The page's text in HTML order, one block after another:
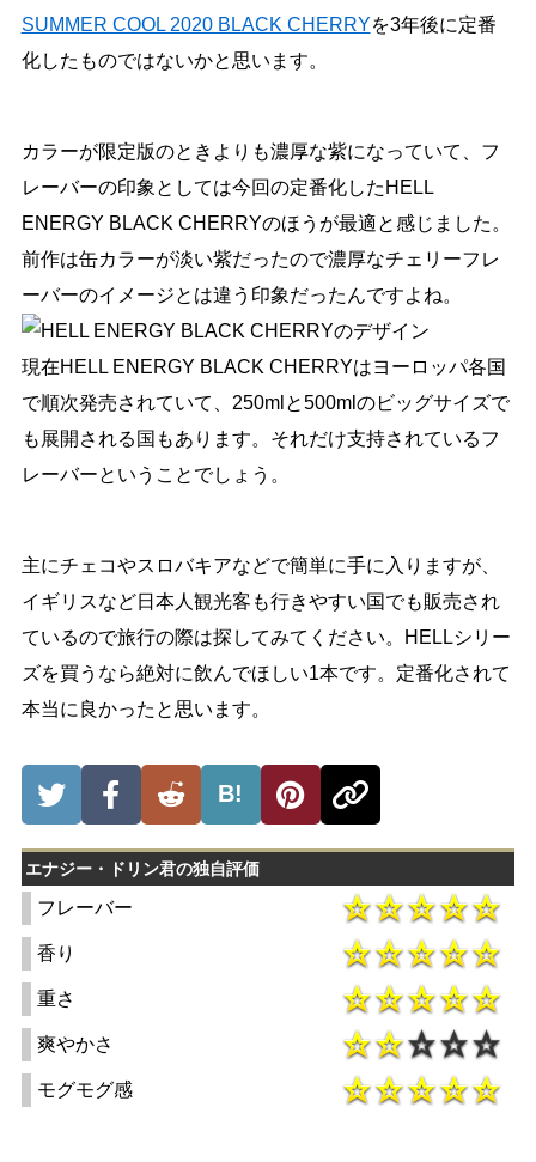
SUMMER COOL 2020 BLACK CHERRYを3年後に定番
化したものではないかと思います。
カラーが限定版のときよりも濃厚な紫になっていて、フ
レーバーの印象としては今回の定番化したHELL
ENERGY BLACK CHERRYのほうが最適と感じました。
前作は缶カラーが淡い紫だったので濃厚なチェリーフレ
ーバーのイメージとは違う印象だったんですよね。
現在HELL ENERGY BLACK CHERRYはヨーロッパ各国
で順次発売されていて、250mlと500mlのビッグサイズで
も展開される国もあります。それだけ支持されているフ
レーバーということでしょう。
主にチェコやスロバキアなどで簡単に手に入りますが、
イギリスなど日本人観光客も行きやすい国でも販売され
ているので旅行の際は探してみてください。HELLシリー
ズを買うなら絶対に飲んでほしい1本です。定番化されて
本当に良かったと思います。
B!
エナジー・ドリン君の独自評価
フレーバー
香り
重さ
爽やかさ
モグモグ感